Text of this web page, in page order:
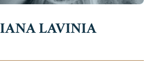
LAVINIA